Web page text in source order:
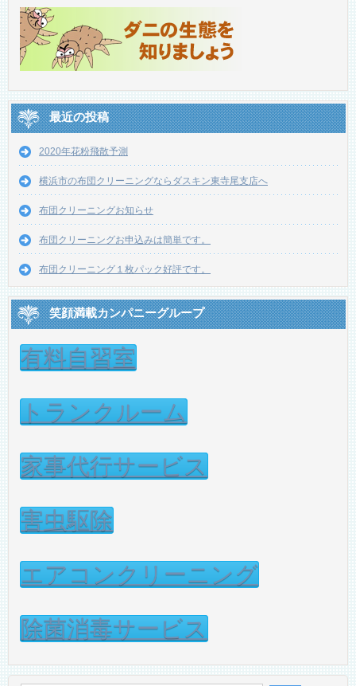
最近の投稿
2020年花粉飛散予測
横浜市の布団クリーニングならダスキン東寺尾支店へ
布団クリーニングお知らせ
布団クリーニングお申込みは簡単です。
布団クリーニング１枚パック好評です。
笑顔満載カンパニーグループ
有料自習室
トランクルーム
家事代行サービス
害虫駆除
エアコンクリーニング
除菌消毒サービス